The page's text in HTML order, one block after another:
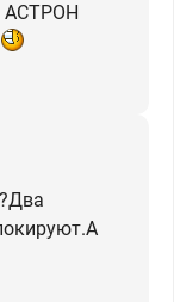
АСТРОН